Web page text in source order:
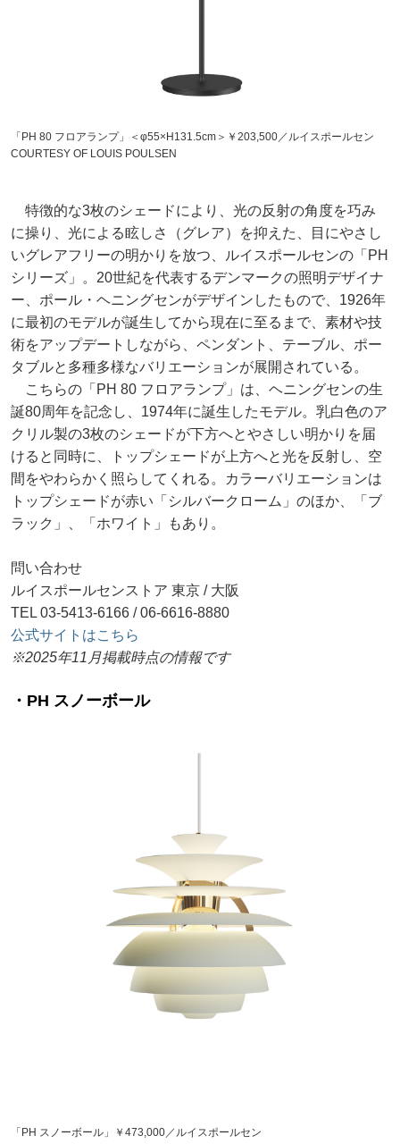
「PH 80 フロアランプ」＜φ55×H131.5cm＞￥203,500／ルイスポールセン
COURTESY OF LOUIS POULSEN
特徴的な3枚のシェードにより、光の反射の角度を巧み
に操り、光による眩しさ（グレア）を抑えた、目にやさし
いグレアフリーの明かりを放つ、ルイスポールセンの「PH
シリーズ」。20世紀を代表するデンマークの照明デザイナ
ー、ポール・ヘニングセンがデザインしたもので、1926年
に最初のモデルが誕生してから現在に至るまで、素材や技
術をアップデートしながら、ペンダント、テーブル、ポー
タブルと多種多様なバリエーションが展開されている。
こちらの「PH 80 フロアランプ」は、ヘニングセンの生
誕80周年を記念し、1974年に誕生したモデル。乳白色のア
クリル製の3枚のシェードが下方へとやさしい明かりを届
けると同時に、トップシェードが上方へと光を反射し、空
間をやわらかく照らしてくれる。カラーバリエーションは
トップシェードが赤い「シルバークローム」のほか、「ブ
ラック」、「ホワイト」もあり。
問い合わせ
ルイスポールセンストア 東京 / 大阪
TEL 03-5413-6166 / 06-6616-8880
公式サイトはこちら
※2025年11月掲載時点の情報です
・PH スノーボール
「PH スノーボール」￥473,000／ルイスポールセン